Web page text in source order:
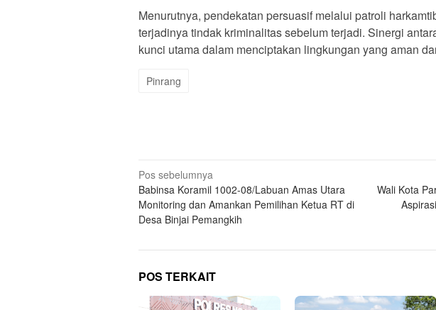
Menurutnya, pendekatan persuasif melalui patroli
terjadinya tindak kriminalitas sebelum terjadi. Sinergi
kunci utama dalam menciptakan lingkungan yang aman
Pinrang
Navigasi
pos
Pos sebelumnya
Babinsa Koramil 1002-08/Labuan Amas Utara
Monitoring dan Amankan Pemilihan Ketua RT di
Desa Binjai Pemangkih
Wali Kota
POS TERKAIT